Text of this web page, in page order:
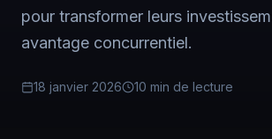
pour transformer leurs
avantage concurrentiel.
18 janvier 2026 10 min de lecture